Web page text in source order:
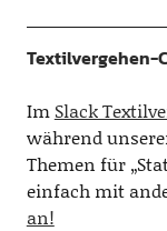
Textilvergehen-
Im Slack
während
Themen für
einfach mit
an!